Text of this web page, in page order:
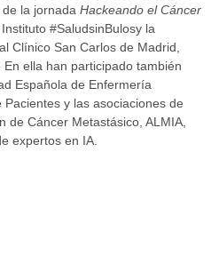
la jornada Hackeando el Cáncer
Instituto #SaludsinBulosy la
Clínico San Carlos de Madrid,
ella han participado también
Española de Enfermería
y las asociaciones de
de Cáncer Metastásico, ALMIA,
expertos en IA.